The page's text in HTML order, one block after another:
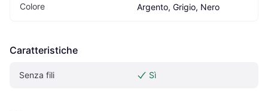
Colore Argento, Grigio, Nero
Caratteristiche
Senza fili Sì